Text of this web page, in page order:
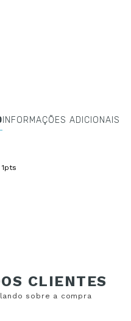
INFORMAÇÕES ADICIONAIS